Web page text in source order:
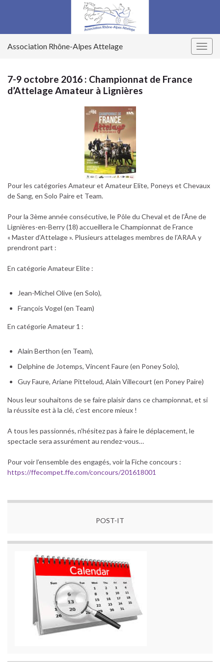
Association Rhône-Alpes Attelage
7-9 octobre 2016 : Championnat de France
d’Attelage Amateur à Lignières
Pour les catégories Amateur et Amateur Elite, Poneys et Chevaux
de Sang, en Solo Paire et Team.
Pour la 3ème année consécutive, le Pôle du Cheval et de l’Âne de
Lignières-en-Berry (18) accueillera le Championnat de France
« Master d’Attelage ». Plusieurs attelages membres de l’ARAA y
prendront part :
En catégorie Amateur Elite :
Jean-Michel Olive (en Solo),
François Vogel (en Team)
En catégorie Amateur 1 :
Alain Berthon (en Team),
Delphine de Jotemps, Vincent Faure (en Poney Solo),
Guy Faure, Ariane Pitteloud, Alain Villecourt (en Poney Paire)
Nous leur souhaitons de se faire plaisir dans ce championnat, et si
la réussite est à la clé, c’est encore mieux !
A tous les passionnés, n’hésitez pas à faire le déplacement, le
spectacle sera assurément au rendez-vous…
Pour voir l’ensemble des engagés, voir la Fiche concours :
https://ffecompet.ffe.com/concours/201618001
POST-IT